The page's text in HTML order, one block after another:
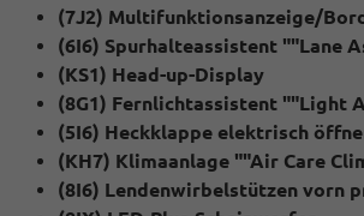
(7J2) Multifunktionsanzeige/
(6I6) Spurhalteassistent ""Lane
(KS1) Head-up-Display
(8G1) Fernlichtassistent ""Light
(5I6) Heckklappe elektrisch
(KH7) Klimaanlage ""Air Care
(8I6) Lendenwirbelstützen vorn